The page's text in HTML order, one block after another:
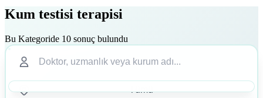
Kum testisi terapisi
Bu Kategoride 10 sonuç bulundu